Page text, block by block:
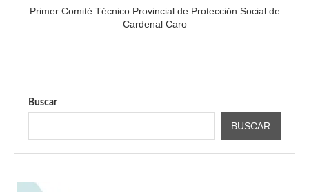
Primer Comité Técnico Provincial de Protección Social de
Cardenal Caro
Buscar
BUSCAR